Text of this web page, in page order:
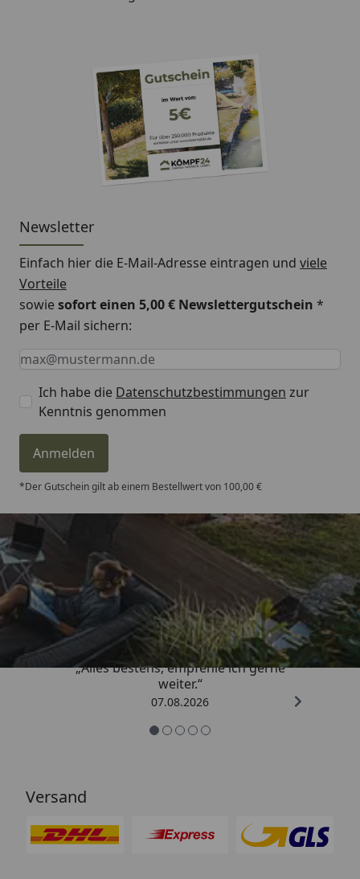
Newsletter
Einfach hier die E-Mail-Adresse eintragen und viele
Vorteile
sowiesofort einen 5,00 € Newslettergutschein *
per E-Mail sichern:
Keine Eingabe erforderlich
Eingabe erforderlich
E-Mail *
Ich habe die Datenschutzbestimmungen zur
Kenntnis genommen
Anmelden
*Der Gutschein gilt ab einem Bestellwert von 100,00 €
Trusted Shops
4,81/ 5
„Alles bestens, empfehle ich gerne
weiter.“
07.08.2026
Versand